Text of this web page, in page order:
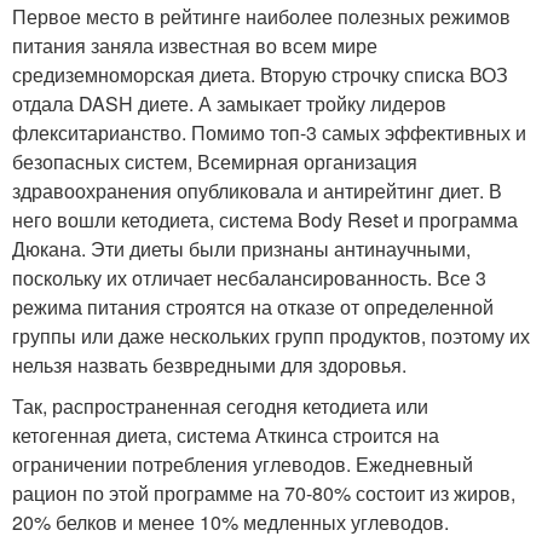
Первое место в рейтинге наиболее полезных режимов
питания заняла известная во всем мире
средиземноморская диета. Вторую строчку списка ВОЗ
отдала DASH диете. А замыкает тройку лидеров
флекситарианство. Помимо топ-3 самых эффективных и
безопасных систем, Всемирная организация
здравоохранения опубликовала и антирейтинг диет. В
него вошли кетодиета, система Body Reset и программа
Дюкана. Эти диеты были признаны антинаучными,
поскольку их отличает несбалансированность. Все 3
режима питания строятся на отказе от определенной
группы или даже нескольких групп продуктов, поэтому их
нельзя назвать безвредными для здоровья.
Так, распространенная сегодня кетодиета или
кетогенная диета, система Аткинса строится на
ограничении потребления углеводов. Ежедневный
рацион по этой программе на 70-80% состоит из жиров,
20% белков и менее 10% медленных углеводов.